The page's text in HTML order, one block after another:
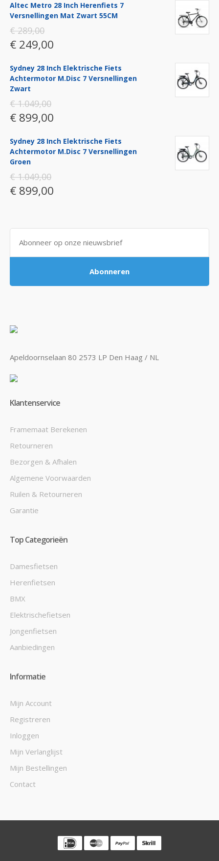
Altec Metro 28 Inch Herenfiets 7
Versnellingen Mat Zwart 55CM
€ 289,00
€ 249,00
Sydney 28 Inch Elektrische Fiets
Achtermotor M.disc 7 Versnellingen
Zwart
€ 1.049,00
€ 899,00
Sydney 28 Inch Elektrische Fiets
Achtermotor M.disc 7 Versnellingen
Groen
€ 1.049,00
€ 899,00
Abonneren
Apeldoornselaan 80 2573 LP Den Haag / NL
Klantenservice
Framemaat Berekenen
Retourneren
Bezorgen & Afhalen
Algemene Voorwaarden
Ruilen & Retourneren
Garantie
Top Categorieën
Damesfietsen
Herenfietsen
BMX
Elektrischefietsen
Jongenfietsen
Aanbiedingen
Informatie
Mijn Account
Registreren
Inloggen
Mijn Verlanglijst
Mijn Bestellingen
Contact